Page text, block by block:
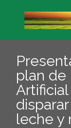
plan de
leche y